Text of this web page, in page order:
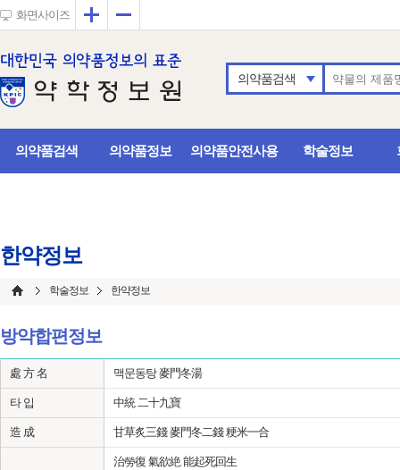
화면사이즈 확대
의약품검색
의약품검색 의약품정보 의약품안전사용 학술정보
한약정보
학술정보 한약정보
방약합편정보
處 方 名 맥문동탕 麥門冬湯
타 입 中統 二十九寶
造 成 甘草炙三錢 麥門冬二錢 粳米一合
治勞復 氣欲絶 能起死回生